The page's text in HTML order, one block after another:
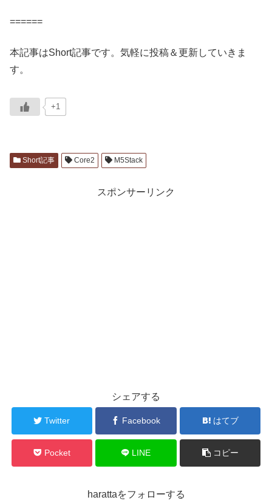
  delay(500);
M5.Lcd.setCursor(10, 10);  // Move the cursor
  display.begin();
  canvas.setTextWrap(false);
  canvas.createSprite(display.width() + 64, 72);
}
======
本記事はShort記事です。気軽に投稿＆更新していきま
す。
+1
Short記事 Core2 M5Stack
スポンサーリンク
シェアする
Twitter Facebook はてブ
Pocket LINE コピー
harattaをフォローする